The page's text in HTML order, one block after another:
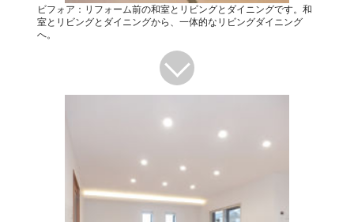
ビフォア：リフォーム前の和室とリビングとダイニングです。和
室とリビングとダイニングから、一体的なリビングダイニング
へ。